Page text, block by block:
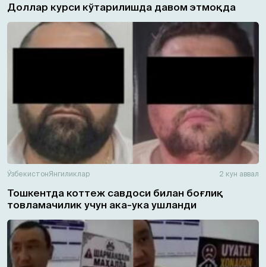
Доллар курси кўтарилишда давом этмоқда
ЎзбекистонЯнгиликлар 2 кун аввал
Тошкентда коттеж савдоси билан боғлиқ
товламачилик учун ака-ука ушланди